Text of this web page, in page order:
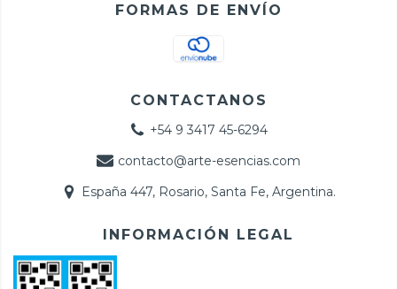
FORMAS DE ENVÍO
CONTACTANOS
+54 9 3417 45-6294
contacto@arte-esencias.com
España 447, Rosario, Santa Fe, Argentina.
INFORMACIÓN LEGAL